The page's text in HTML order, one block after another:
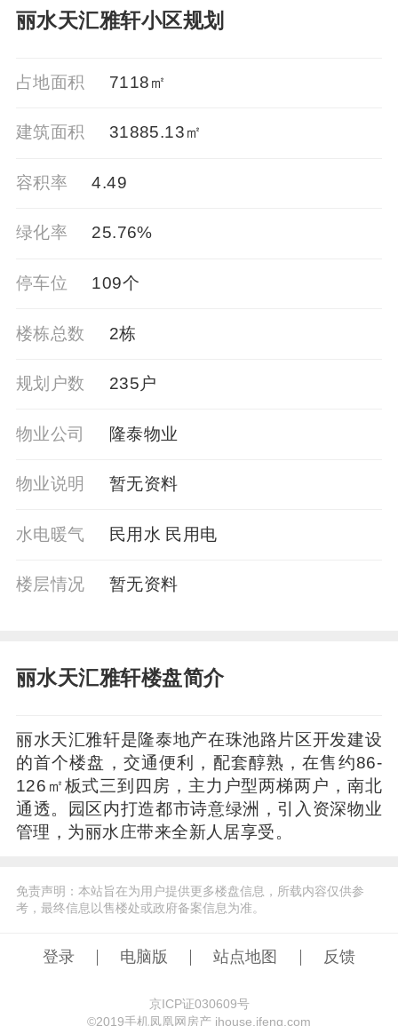
丽水天汇雅轩小区规划
占地面积 7118㎡
建筑面积 31885.13㎡
容积率 4.49
绿化率 25.76%
停车位 109个
楼栋总数 2栋
规划户数 235户
物业公司 隆泰物业
物业说明 暂⽆资料
水电暖气 民用水 民用电
楼层情况 暂⽆资料
丽水天汇雅轩楼盘简介
丽水天汇雅轩是隆泰地产在珠池路片区开发建设
的首个楼盘，交通便利，配套醇熟，在售约86-
126㎡板式三到四房，主力户型两梯两户，南北
通透。园区内打造都市诗意绿洲，引入资深物业
管理，为丽水庄带来全新人居享受。
免责声明：本站旨在为用户提供更多楼盘信息，所载内容仅供参
考，最终信息以售楼处或政府备案信息为准。
登录 电脑版 站点地图 反馈
京ICP证030609号
©️2019手机凤凰网房产 ihouse.ifeng.com